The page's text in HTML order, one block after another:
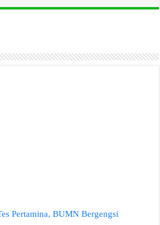
Pertamina, BUMN Bergengsi